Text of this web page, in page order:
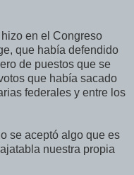
en el Congreso
que había defendido
de puestos que se
que había sacado
federales y entre los
se aceptó algo que es
nuestra propia